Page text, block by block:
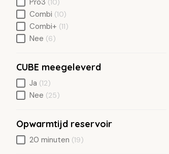
Pro3 (10)
Combi (10)
Combi+ (11)
Nee (6)
CUBE meegeleverd
Ja (12)
Nee (25)
Opwarmtijd reservoir
20 minuten (19)